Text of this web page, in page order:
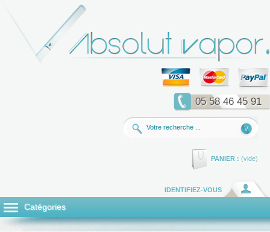
05 58 46 45 91
PANIER : (vide)
IDENTIFIEZ-VOUS
Catégories